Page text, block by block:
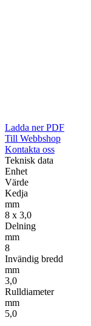
Ladda ner PDF
Till Webbshop
Kontakta oss
Teknisk data
Enhet
Värde
Kedja
mm
8 x 3,0
Delning
mm
8
Invändig bredd
mm
3,0
Rulldiameter
mm
5,0